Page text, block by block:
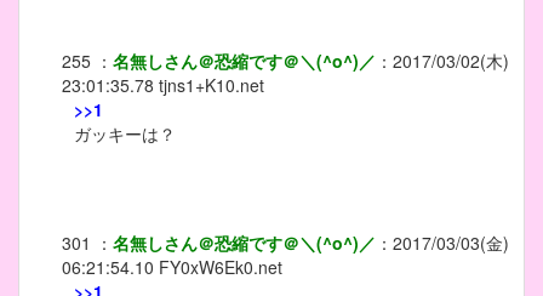
255 ： 名無しさん＠恐縮です＠＼(^o^)／ ： 2017/03/02(木)
23:01:35.78 tjns1+K10.net
>>1
ガッキーは？
301 ： 名無しさん＠恐縮です＠＼(^o^)／ ： 2017/03/03(金)
06:21:54.10 FY0xW6Ek0.net
>>1